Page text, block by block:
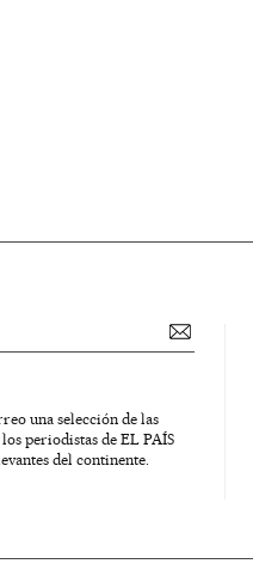
una selección de las
periodistas de EL PAÍS
del continente.